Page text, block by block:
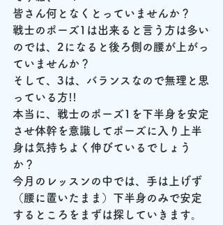
皆さん何となくとっていませんか？
戦士のポーズ1は出来ると言う方は多い
のでは、2になると後ろ側の腰が上がっ
ていませんか？
そして、3は、バランスなので無理と思
っている方!!
本当に、戦士のポーズ1を下半身を安定
させ体幹を意識してポーズに入り上半
身は気持ちよく伸びているでしょう
か？
今月のレッスンの中では、手は上げず
（腰に置いたまま）下半身のみで安定
するところをまずは探していきます。